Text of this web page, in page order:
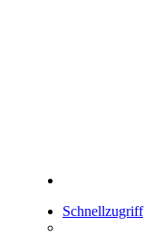
Comunio
Schnellzugriff